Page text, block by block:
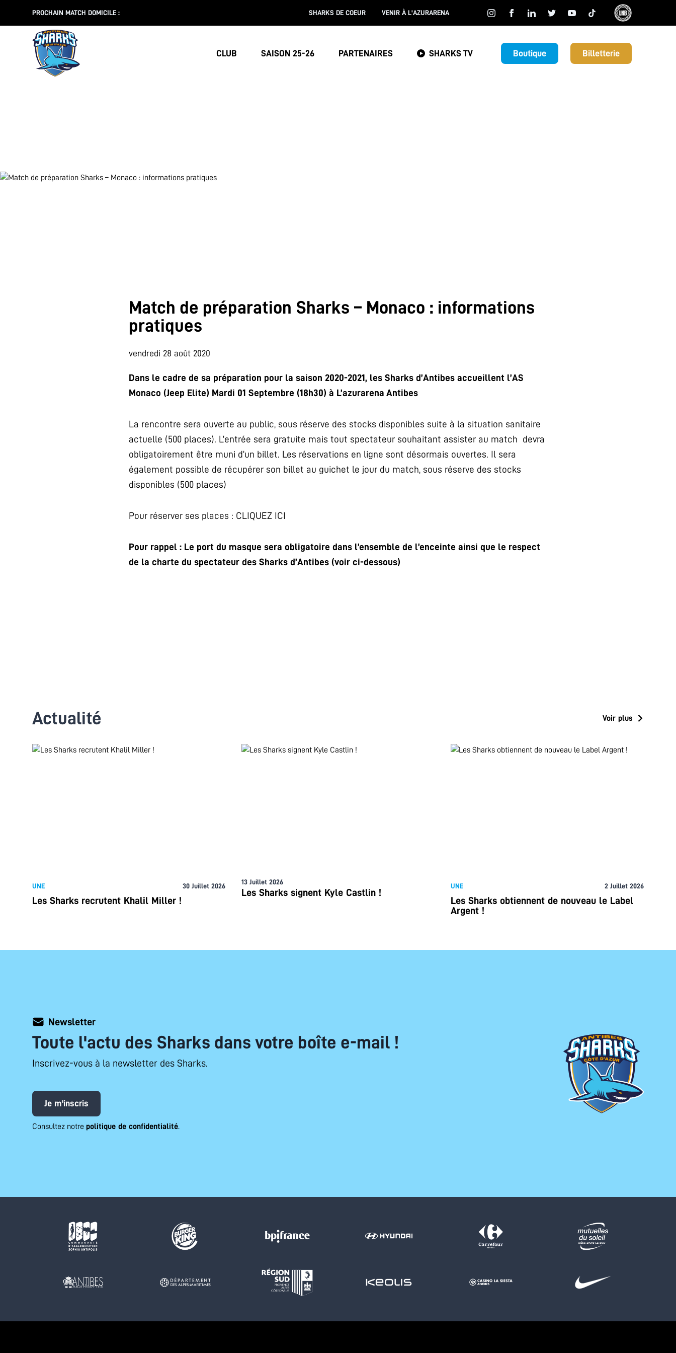
PROCHAIN MATCH DOMICILE : SHARKS DE COEUR VENIR À L'AZURARENA
CLUB SAISON 25-26 PARTENAIRES SHARKS TV Boutique Billetterie
Match de préparation Sharks – Monaco : informations
pratiques
vendredi 28 août 2020
Dans le cadre de sa préparation pour la saison 2020-2021, les Sharks d’Antibes accueillent l’AS
Monaco (Jeep Elite) Mardi 01 Septembre (18h30) à L’azurarena Antibes
La rencontre sera ouverte au public, sous réserve des stocks disponibles suite à la situation sanitaire
actuelle (500 places). L’entrée sera gratuite mais tout spectateur souhaitant assister au match devra
obligatoirement être muni d’un billet. Les réservations en ligne sont désormais ouvertes. Il sera
également possible de récupérer son billet au guichet le jour du match, sous réserve des stocks
disponibles (500 places)
Pour réserver ses places : CLIQUEZ ICI
Pour rappel : Le port du masque sera obligatoire dans l’ensemble de l’enceinte ainsi que le respect
de la charte du spectateur des Sharks d’Antibes (voir ci-dessous)
Actualité Voir plus
UNE 30 Juillet 2026
Les Sharks recrutent Khalil Miller !
13 Juillet 2026
Les Sharks signent Kyle Castlin !
UNE 2 Juillet 2026
Les Sharks obtiennent de nouveau le Label
Argent !
Newsletter
Toute l'actu des Sharks dans votre boîte e-mail !
Inscrivez-vous à la newsletter des Sharks.
Je m'inscris
Consultez notre politique de confidentialité.